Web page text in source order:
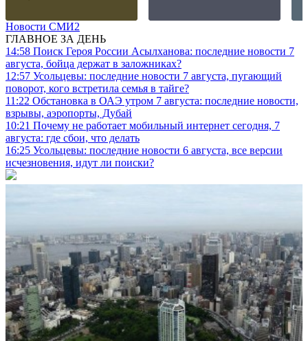
Новости СМИ2
ГЛАВНОЕ ЗА ДЕНЬ
14:58 Поиск Героя России Асылханова: последние новости 7
августа, бойца держат в заложниках?
12:57 Усольцевы: последние новости 7 августа, пугающий
поворот, кого встретила семья в тайге?
11:22 Обстановка в ОАЭ утром 7 августа: последние новости,
взрывы, аэропорты, Дубай
10:21 Почему не работает мобильный интернет сегодня, 7
августа: где сбои, что делать
16:25 Усольцевы: последние новости 6 августа, все версии
исчезновения, идут ли поиски?